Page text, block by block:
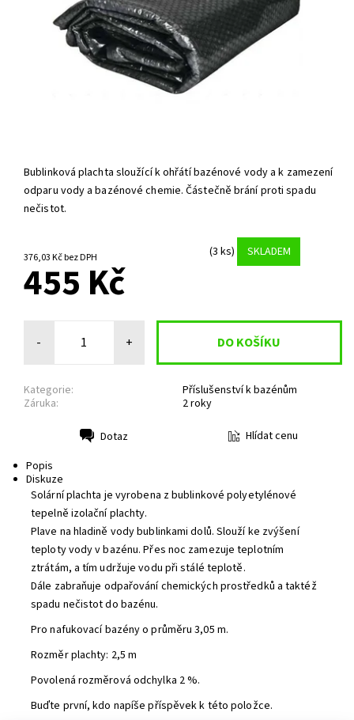
Bublinková plachta sloužící k ohřátí bazénové vody a k zamezení
odparu vody a bazénové chemie. Částečně brání proti spadu
nečistot.
376,03 Kč bez DPH (3 ks) SKLADEM
455 Kč
- +
Kategorie:
Příslušenství k bazénům
Záruka:
2 roky
Dotaz
Hlídat cenu
Popis
Diskuze
Solární plachta je vyrobena z bublinkové polyetylénové
tepelně izolační plachty.
Plave na hladině vody bublinkami dolů. Slouží ke zvýšení
teploty vody v bazénu. Přes noc zamezuje teplotním
ztrátám, a tím udržuje vodu při stálé teplotě.
Dále zabraňuje odpařování chemických prostředků a taktéž
spadu nečistot do bazénu.
Pro nafukovací bazény o průměru 3,05 m.
Rozměr plachty: 2,5 m
Povolená rozměrová odchylka 2 %.
Buďte první, kdo napíše příspěvek k této položce.